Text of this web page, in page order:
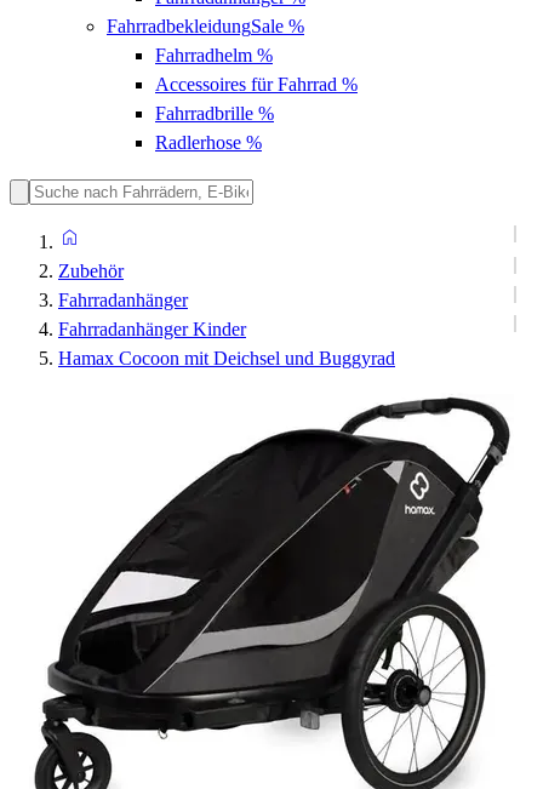
FahrradbekleidungSale %
Fahrradhelm %
Accessoires für Fahrrad %
Fahrradbrille %
Radlerhose %
Zubehör
Fahrradanhänger
Fahrradanhänger Kinder
Hamax Cocoon mit Deichsel und Buggyrad